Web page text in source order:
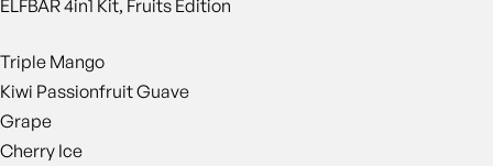
ELFBAR 4in1 Kit, Fruits Edition
Triple Mango
Kiwi Passionfruit Guave
Grape
Cherry Ice